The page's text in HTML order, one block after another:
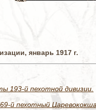
январь 1917 г.
193-й пехотной дивизии.
й пехотный